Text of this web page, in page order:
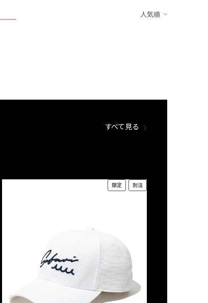
人気順
すべて見る
限定 別注